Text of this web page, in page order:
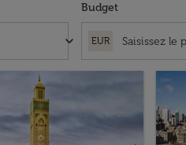
keyboard_arrow_down
Budget
EUR